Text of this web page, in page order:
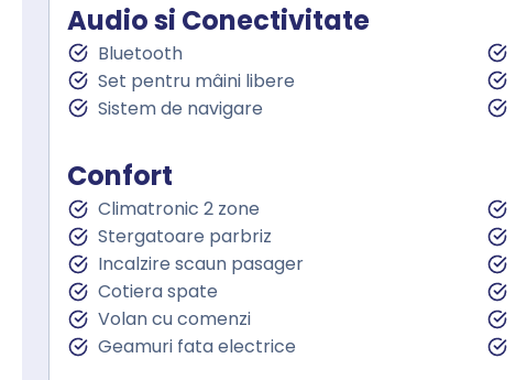
Audio si Conectivitate
Bluetooth
Set pentru mâini libere
Sistem de navigare
Confort
Climatronic 2 zone
Stergatoare parbriz
Incalzire scaun pasager
Cotiera spate
Volan cu comenzi
Geamuri fata electrice